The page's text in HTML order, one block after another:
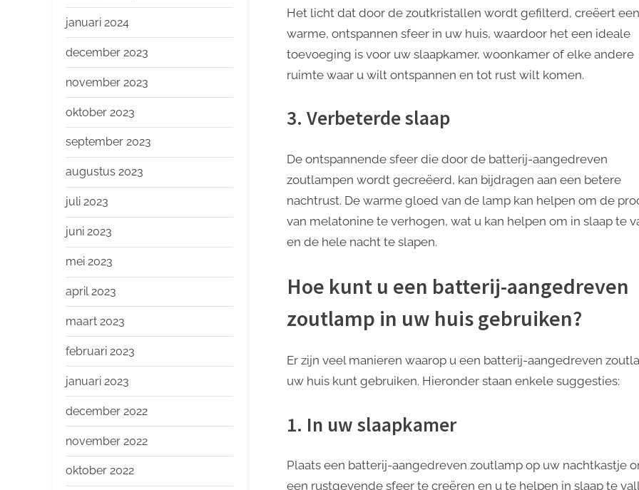
Het licht dat door de zoutkristallen wordt gefilterd, creëert een
warme, ontspannen sfeer in uw huis, waardoor het een ideale
toevoeging is voor uw slaapkamer, woonkamer of elke andere
ruimte waar u wilt ontspannen en tot rust wilt komen.
3. Verbeterde slaap
De ontspannende sfeer die door de batterij-aangedreven
zoutlampen wordt gecreëerd, kan bijdragen aan een betere
nachtrust. De warme gloed van de lamp kan helpen om de
van melatonine te verhogen, wat u kan helpen om in slaap te
en de hele nacht te slapen.
Hoe kunt u een batterij-aangedreven
zoutlamp in uw huis gebruiken?
Er zijn veel manieren waarop u een batterij-aangedreven
uw huis kunt gebruiken. Hieronder staan ​​enkele suggesties:
1. In uw slaapkamer
Plaats een batterij-aangedreven zoutlamp op uw nachtkastje
een ​​rustgevende sfeer te creëren en u te helpen in slaap te
januari 2024
december 2023
november 2023
oktober 2023
september 2023
augustus 2023
juli 2023
juni 2023
mei 2023
april 2023
maart 2023
februari 2023
januari 2023
december 2022
november 2022
oktober 2022